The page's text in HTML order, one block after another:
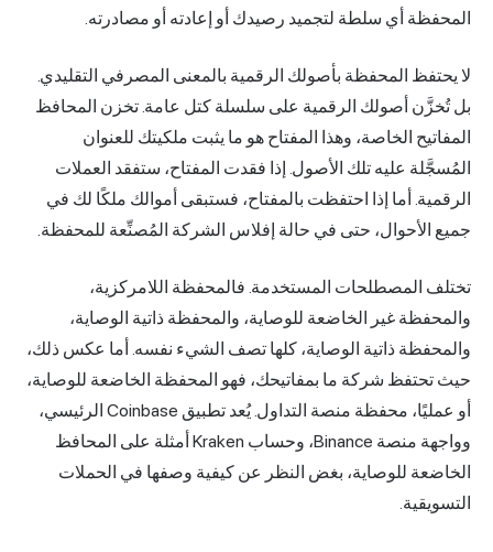
المحفظة أي سلطة لتجميد رصيدك أو إعادته أو مصادرته.
لا يحتفظ المحفظة بأصولك الرقمية بالمعنى المصرفي التقليدي.
بل تُخزَّن أصولك الرقمية على سلسلة كتل عامة. تخزن المحافظ
المفاتيح الخاصة، وهذا المفتاح هو ما يثبت ملكيتك للعنوان
المُسجَّلة عليه تلك الأصول. إذا فقدت المفتاح، ستفقد العملات
الرقمية. أما إذا احتفظت بالمفتاح، فستبقى أموالك ملكًا لك في
جميع الأحوال، حتى في حالة إفلاس الشركة المُصنِّعة للمحفظة.
تختلف المصطلحات المستخدمة. فالمحفظة اللامركزية،
والمحفظة غير الخاضعة للوصاية، والمحفظة ذاتية الوصاية،
والمحفظة ذاتية الوصاية، كلها تصف الشيء نفسه. أما عكس ذلك،
حيث تحتفظ شركة ما بمفاتيحك، فهو المحفظة الخاضعة للوصاية،
أو عمليًا، محفظة منصة التداول. يُعد تطبيق Coinbase الرئيسي،
وواجهة منصة Binance، وحساب Kraken أمثلة على المحافظ
الخاضعة للوصاية، بغض النظر عن كيفية وصفها في الحملات
التسويقية.